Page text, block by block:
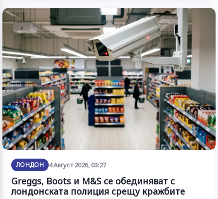
ЛОНДОН 4 Август 2026, 03:27
Greggs, Boots и M&S се обединяват с
лондонската полиция срещу кражбите